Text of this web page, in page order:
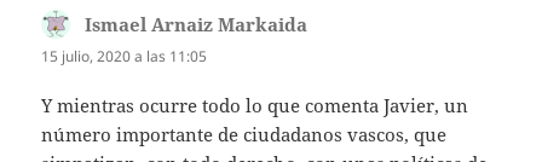
Ismael Arnaiz Markaida
15 julio, 2020 a las 11:05
Y mientras ocurre todo lo que comenta Javier, un
número importante de ciudadanos vascos, que